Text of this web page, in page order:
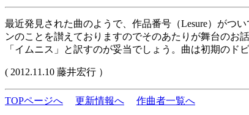
最近発見された曲のようで、作品番号（Lesure）がつ
ンのことを讃えておりますのでそのあたりが舞台のお
「イムニス」と訳すのが妥当でしょう。曲は初期のド
( 2012.11.10 藤井宏行 ）
TOPページへ 更新情報へ 作曲者一覧へ